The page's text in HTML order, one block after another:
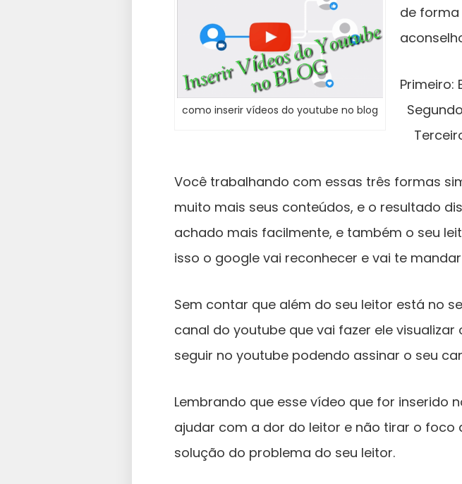
como inserir vídeos do youtube no blog
de forma
Você trabalhando com essas três formas
muito mais seus conteúdos, e o resultado
achado mais facilmente, e também o seu
isso o google vai reconhecer e vai te
Sem contar que além do seu leitor está no
canal do youtube que vai fazer ele
seguir no youtube podendo assinar o seu
Lembrando que esse vídeo que for inserido
ajudar com a dor do leitor e não tirar o foco
solução do problema do seu leitor.